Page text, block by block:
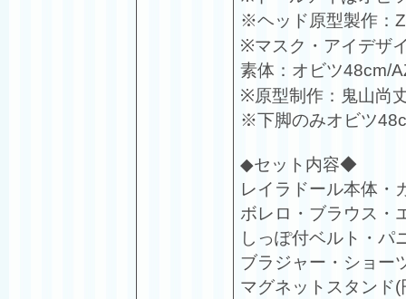
※ヘッド原型製作：
※マスク・アイデザ
素体：オビツ48cm/
※原型制作：鬼山尚
※下脚のみオビツ
◆セット内容◆
レイラドール本体・
ボレロ・ブラウス・
しっぽ付ベルト・パ
ブラジャー・ショー
マグネットスタンド(